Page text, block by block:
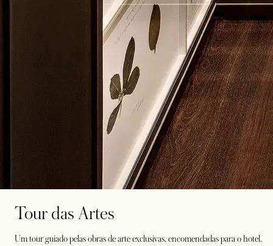
Tour das Artes
Um tour guiado pelas obras de arte exclusivas, encomendadas para o hotel.